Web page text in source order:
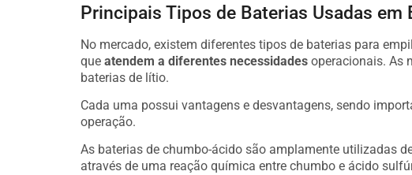
Principais Tipos de Baterias Usadas em
No mercado, existem diferentes tipos de baterias para
que atendem a diferentes necessidades operacionais. As
baterias de lítio.
Cada uma possui vantagens e desvantagens, sendo
operação.
As baterias de chumbo-ácido são amplamente utilizadas
através de uma reação química entre chumbo e ácido